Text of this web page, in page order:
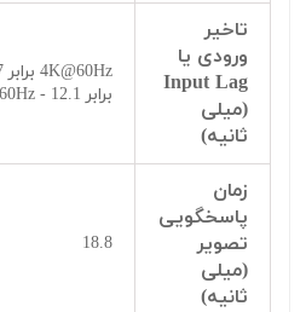
تاخیر
ورودی یا
Input Lag
(میلی
ثانیه)
برابر 12.1 - 1440p@60Hz برابر 9.8
زمان
پاسخگویی
تصویر
(میلی
ثانیه)
18.8